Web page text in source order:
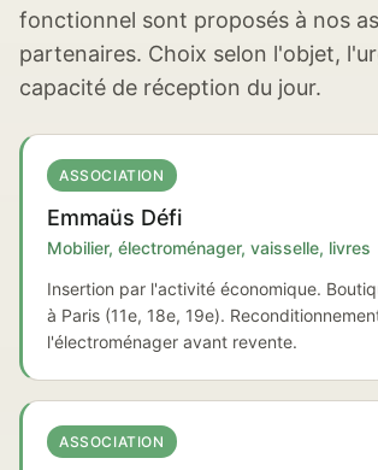
fonctionnel sont proposés à nos
partenaires. Choix selon l'objet,
capacité de réception du jour.
ASSOCIATION
Emmaüs Défi
Mobilier, électroménager, vaisselle, livres
Insertion par l'activité économique.
à Paris (11e, 18e, 19e).
l'électroménager avant revente.
ASSOCIATION